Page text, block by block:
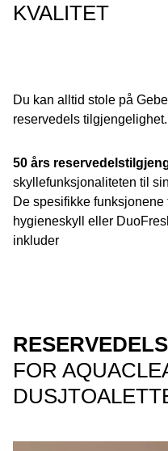
KVALITET
Du kan alltid stole på
reservedels tilgjengelighet.
50 års
skyllefunksjonaliteten til
De spesifikke
hygieneskyll eller
inkluder
FOR